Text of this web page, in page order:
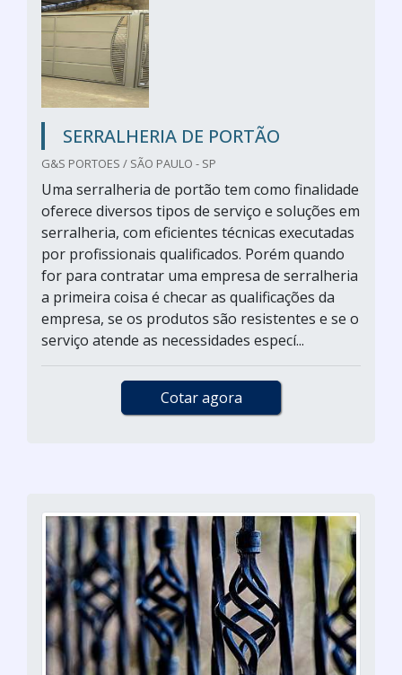
SERRALHERIA DE PORTÃO
G&S PORTOES / SÃO PAULO - SP
Uma serralheria de portão tem como finalidade
oferece diversos tipos de serviço e soluções em
serralheria, com eficientes técnicas executadas
por profissionais qualificados. Porém quando
for para contratar uma empresa de serralheria
a primeira coisa é checar as qualificações da
empresa, se os produtos são resistentes e se o
serviço atende as necessidades especí...
Cotar agora